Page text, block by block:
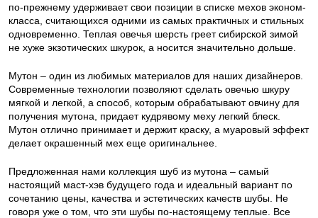
по-прежнему удерживает свои позиции в списке мехов эконом-
класса, считающихся одними из самых практичных и стильных
одновременно. Теплая овечья шерсть греет сибирской зимой
не хуже экзотических шкурок, а носится значительно дольше.
Мутон – один из любимых материалов для наших дизайнеров.
Современные технологии позволяют сделать овечью шкуру
мягкой и легкой, а способ, которым обрабатывают овчину для
получения мутона, придает кудрявому меху легкий блеск.
Мутон отлично принимает и держит краску, а муаровый эффект
делает окрашенный мех еще оригинальнее.
Предложенная нами коллекция шуб из мутона – самый
настоящий маст-хэв будущего года и идеальный вариант по
сочетанию цены, качества и эстетических качеств шубы. Не
говоря уже о том, что эти шубы по-настоящему теплые. Все